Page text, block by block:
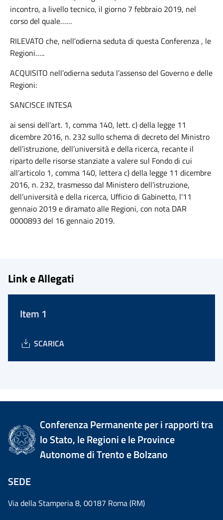
incontro, a livello tecnico, il giorno 7 febbraio 2019, nel
corso del quale……
RILEVATO che, nell’odierna seduta di questa Conferenza , le
Regioni…..
ACQUISITO nell’odierna seduta l’assenso del Governo e delle
Regioni:
SANCISCE INTESA
ai sensi dell’art. 1, comma 140, lett. c) della legge 11
dicembre 2016, n. 232 sullo schema di decreto del Ministro
dell’istruzione, dell’università e della ricerca, recante il
riparto delle risorse stanziate a valere sul Fondo di cui
all’articolo 1, comma 140, lettera c) della legge 11 dicembre
2016, n. 232, trasmesso dal Ministero dell’istruzione,
dell’università e della ricerca, Ufficio di Gabinetto, l’11
gennaio 2019 e diramato alle Regioni, con nota DAR
0000893 del 16 gennaio 2019.
Link e Allegati
Item 1
SCARICA
Conferenza Permanente per i rapporti tra
lo Stato, le Regioni e le Province
Autonome di Trento e Bolzano
SEDE
Via della Stamperia 8, 00187 Roma (RM)